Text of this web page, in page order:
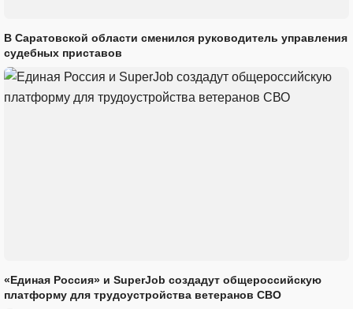
В Саратовской области сменился руководитель управления
судебных приставов
«Единая Россия» и SuperJob создадут общероссийскую
платформу для трудоустройства ветеранов СВО